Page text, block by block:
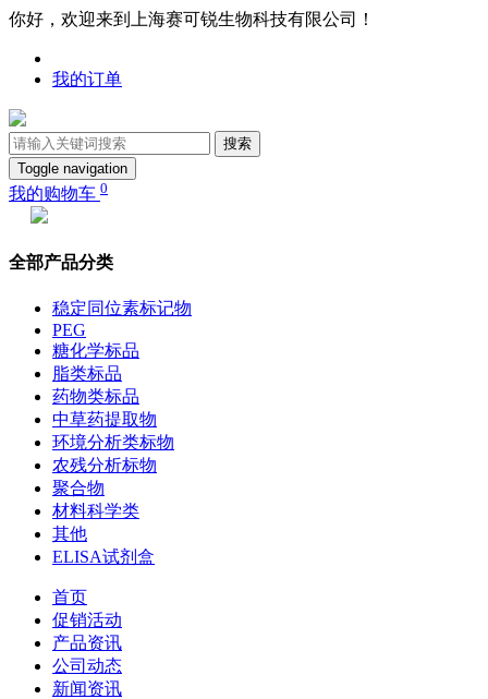
你好，欢迎来到上海赛可锐生物科技有限公司！
我的订单
搜索
Toggle navigation
我的购物车 0
全部产品分类
稳定同位素标记物
PEG
糖化学标品
脂类标品
药物类标品
中草药提取物
环境分析类标物
农残分析标物
聚合物
材料科学类
其他
ELISA试剂盒
首页
促销活动
产品资讯
公司动态
新闻资讯